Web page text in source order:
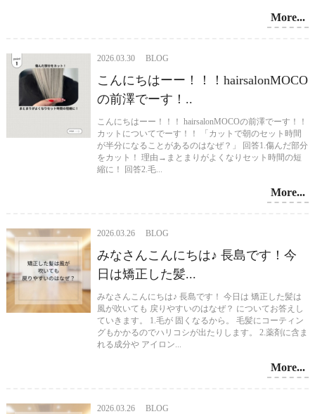
More...
2026.03.30 BLOG
こんにちはーー！！！hairsalonMOCO
の前澤でーす！..
こんにちはーー！！！ hairsalonMOCOの前澤でーす！！
カットについてでーす！！ 「カットで朝のセット時間
が半分になることがあるのはなぜ？」 回答1.傷んだ部分
をカット！ 理由→まとまりがよくなりセット時間の短
縮に！ 回答2.毛...
More...
2026.03.26 BLOG
みなさんこんにちは♪ 長島です！今
日は矯正した髪...
みなさんこんにちは♪ 長島です！ 今日は 矯正した髪は
風が吹いても 戻りやすいのはなぜ？ についてお答えし
ていきます。 1.毛が 固くなるから。 毛髪にコーティン
グもかかるのでハリコシが出たりします。 2.薬剤に含ま
れる成分や アイロン...
More...
2026.03.26 BLOG